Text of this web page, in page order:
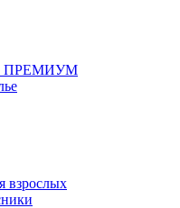
ПРЕМИУМ
взрослых